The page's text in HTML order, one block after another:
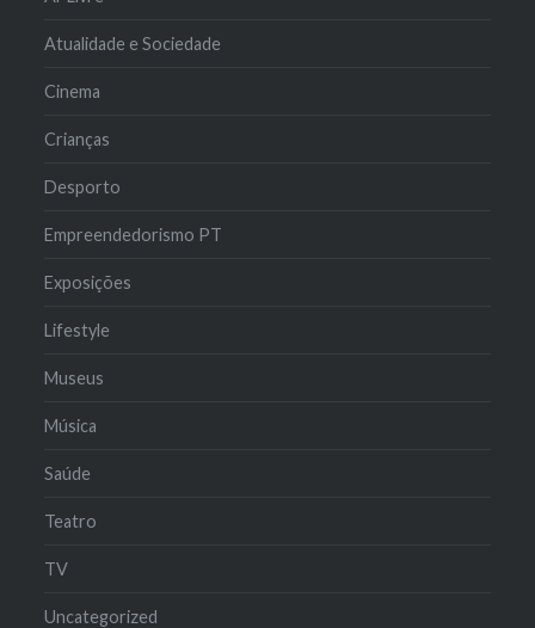
Atualidade e Sociedade
Cinema
Crianças
Desporto
Empreendedorismo PT
Exposições
Lifestyle
Museus
Música
Saúde
Teatro
TV
Uncategorized